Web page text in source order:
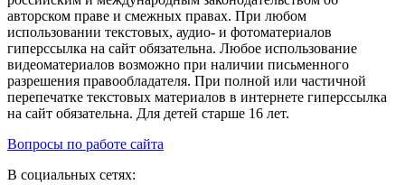
авторском праве и смежных правах. При любом
использовании текстовых, аудио- и фотоматериалов
гиперссылка на сайт обязательна. Любое использование
видеоматериалов возможно при наличии письменного
разрешения правообладателя. При полной или частичной
перепечатке текстовых материалов в интернете гиперссылка
на сайт обязательна. Для детей старше 16 лет.
Вопросы по работе сайта
В социальных сетях: